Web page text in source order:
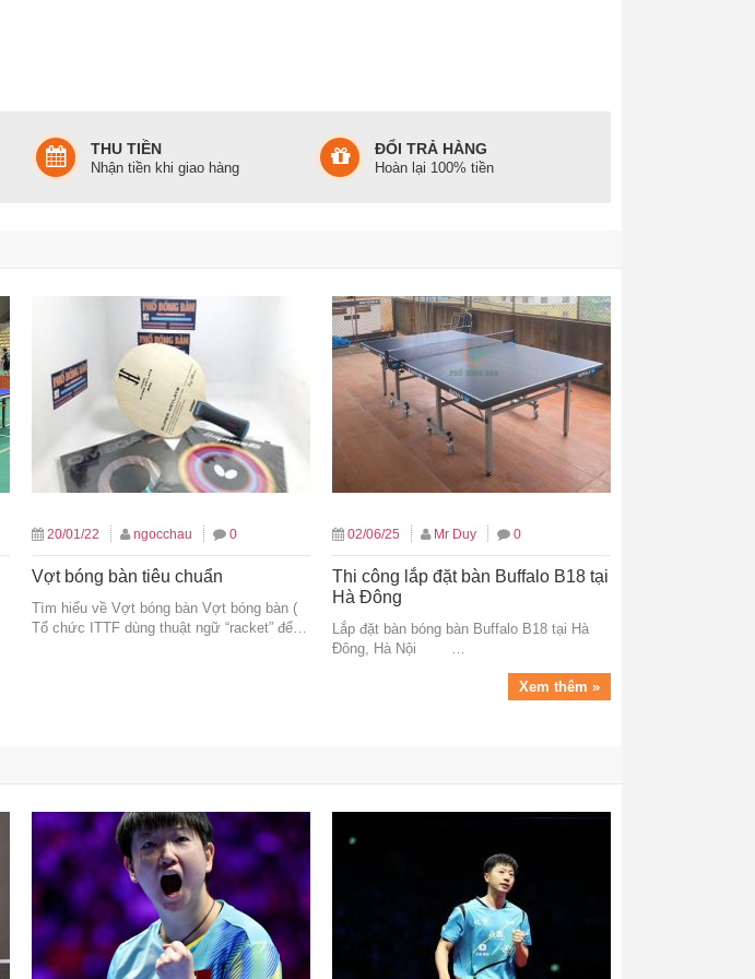
THU TIỀN
Nhận tiền khi giao hàng
ĐỔI TRẢ HÀNG
Hoàn lại 100% tiền
20/01/22 ngocchau 0
Vợt bóng bàn tiêu chuẩn
Tìm hiểu về Vợt bóng bàn Vợt bóng bàn (
Tổ chức ITTF dùng thuật ngữ “racket” để…
02/06/25 Mr Duy 0
Thi công lắp đặt bàn Buffalo B18 tại
Hà Đông
Lắp đặt bàn bóng bàn Buffalo B18 tại Hà
Đông, Hà Nội …
Xem thêm »